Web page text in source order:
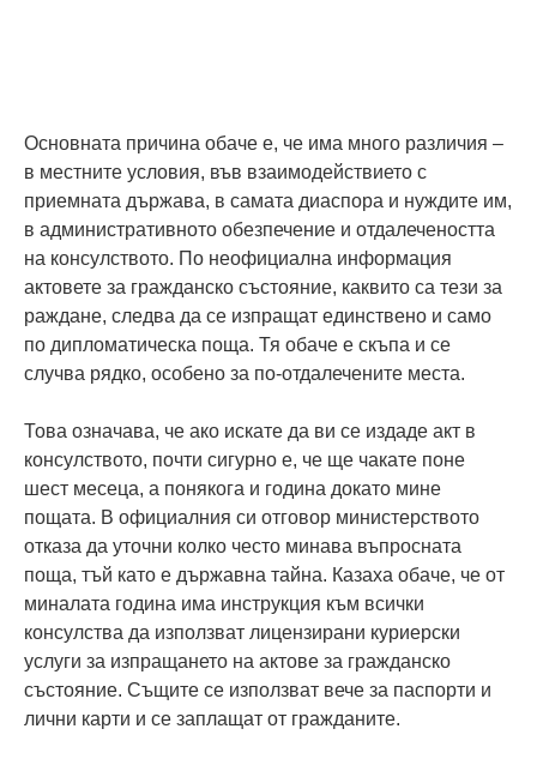
Основната причина обаче е, че има много различия –
в местните условия, във взаимодействието с
приемната държава, в самата диаспора и нуждите им,
в административното обезпечение и отдалечеността
на консулството. По неофициална информация
актовете за гражданско състояние, каквито са тези за
раждане, следва да се изпращат единствено и само
по дипломатическа поща. Тя обаче е скъпа и се
случва рядко, особено за по-отдалечените места.
Това означава, че ако искате да ви се издаде акт в
консулството, почти сигурно е, че ще чакате поне
шест месеца, а понякога и година докато мине
пощата. В официалния си отговор министерството
отказа да уточни колко често минава въпросната
поща, тъй като е държавна тайна. Казаха обаче, че от
миналата година има инструкция към всички
консулства да използват лицензирани куриерски
услуги за изпращането на актове за гражданско
състояние. Същите се използват вече за паспорти и
лични карти и се заплащат от гражданите.